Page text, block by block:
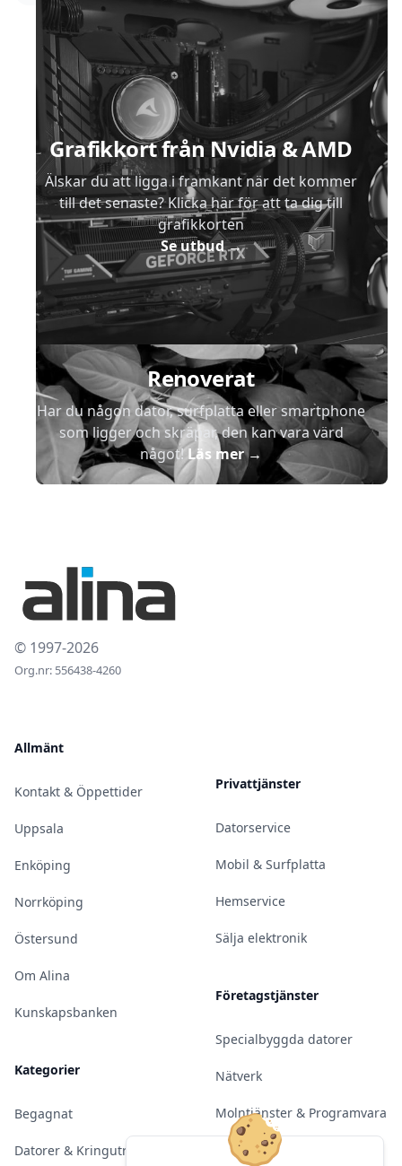
Grafikkort från Nvidia & AMD
Älskar du att ligga i framkant när det kommer
till det senaste? Klicka här för att ta dig till
grafikkorten
Se utbud→
Renoverat
Har du någon dator, surfplatta eller smartphone
som ligger och skräpar, den kan vara värd
något!Läs mer→
© 1997-2026
Org.nr: 556438-4260
Allmänt
Kontakt & Öppettider
Uppsala
Enköping
Norrköping
Östersund
Om Alina
Kunskapsbanken
Kategorier
Begagnat
Datorer & Kringutrustning
Privattjänster
Datorservice
Mobil & Surfplatta
Hemservice
Sälja elektronik
Företagstjänster
Specialbyggda datorer
Nätverk
Molntjänster & Programvara
Server & Backup